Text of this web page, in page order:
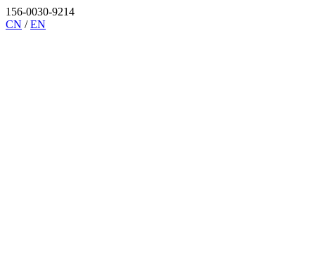
156-0030-9214
CN /EN